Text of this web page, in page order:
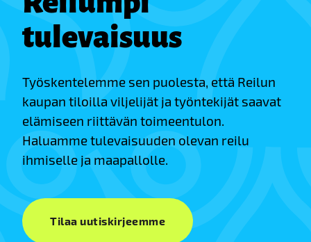
tulevaisuus
Työskentelemme sen puolesta, että Reilun
kaupan tiloilla viljelijät ja työntekijät saavat
elämiseen riittävän toimeentulon.
Haluamme tulevaisuuden olevan reilu
ihmiselle ja maapallolle.
Tilaa uutiskirjeemme